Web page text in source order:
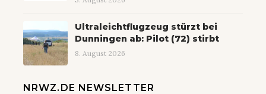
Ultraleichtflugzeug stürzt bei
Dunningen ab: Pilot (72) stirbt
8. August 2026
NRWZ.DE NEWSLETTER